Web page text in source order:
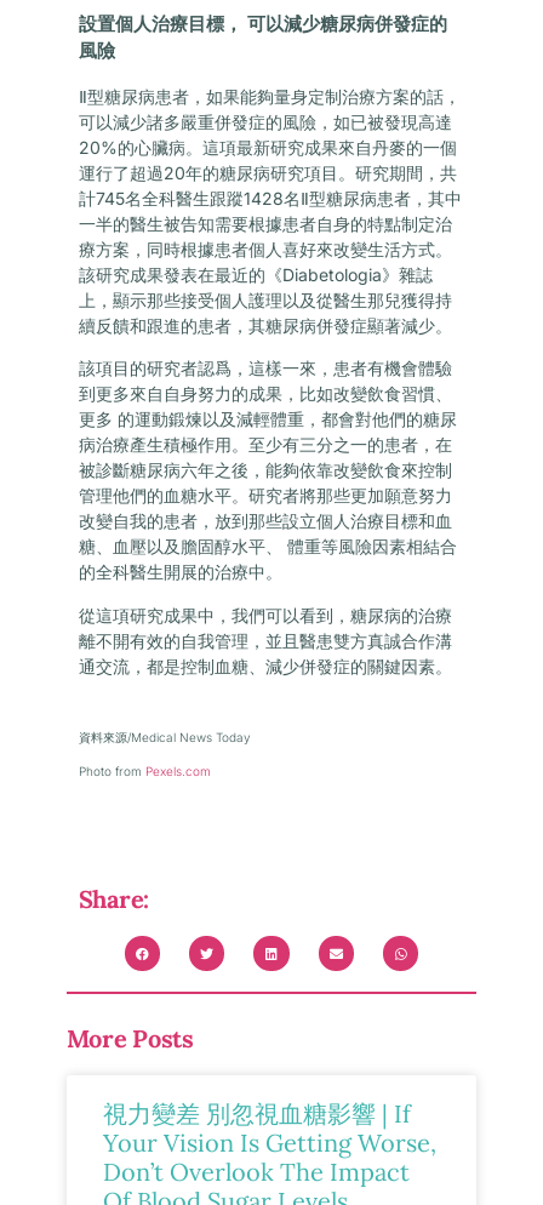
設置個人治療目標， 可以減少糖尿病併發症的
風險
Ⅱ型糖尿病患者，如果能夠量身定制治療方案的話，
可以減少諸多嚴重併發症的風險，如已被發現高達
20%的心臟病。這項最新研究成果來自丹麥的一個
運行了超過20年的糖尿病研究項目。研究期間，共
計745名全科醫生跟蹤1428名Ⅱ型糖尿病患者，其中
一半的醫生被告知需要根據患者自身的特點制定治
療方案，同時根據患者個人喜好來改變生活方式。
該研究成果發表在最近的《Diabetologia》雜誌
上，顯示那些接受個人護理以及從醫生那兒獲得持
續反饋和跟進的患者，其糖尿病併發症顯著減少。
該項目的研究者認爲，這樣一來，患者有機會體驗
到更多來自自身努力的成果，比如改變飲食習慣、
更多 的運動鍛煉以及減輕體重，都會對他們的糖尿
病治療產生積極作用。至少有三分之一的患者，在
被診斷糖尿病六年之後，能夠依靠改變飲食來控制
管理他們的血糖水平。研究者將那些更加願意努力
改變自我的患者，放到那些設立個人治療目標和血
糖、血壓以及膽固醇水平、 體重等風險因素相結合
的全科醫生開展的治療中。
從這項研究成果中，我們可以看到，糖尿病的治療
離不開有效的自我管理，並且醫患雙方真誠合作溝
通交流，都是控制血糖、減少併發症的關鍵因素。
資料來源/Medical News Today
Photo from Pexels.com
Share:
More Posts
視力變差 別忽視血糖影響 | If
Your Vision Is Getting Worse,
Don’t Overlook The Impact